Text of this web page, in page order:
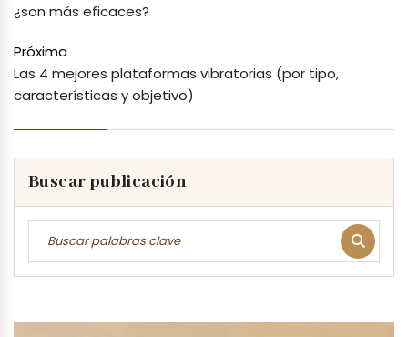
¿son más eficaces?
Próxima
Las 4 mejores plataformas vibratorias (por tipo,
características y objetivo)
Buscar publicación